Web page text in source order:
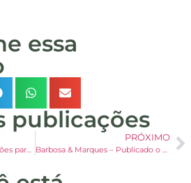
essa
publicações
Barbosa & Marques – Plantões para esclarecimento de dúvidas sobre o processo de Recuperação Judicial
PRÓXIMO
Barbosa & Marques – Publicado o edital da Recuperação Judicial